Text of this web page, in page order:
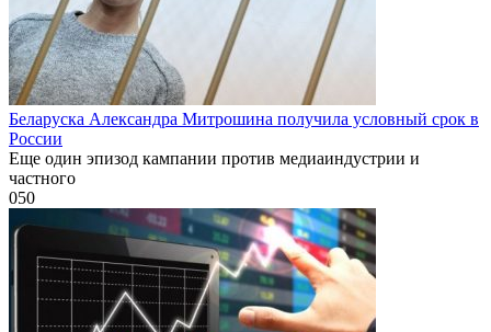
Беларуска Александра Митрошина получила условный срок в
России
Еще один эпизод кампании против медиаиндустрии и
частного
050